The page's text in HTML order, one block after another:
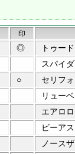
印
◎ トゥー
スパイ
○ セリフ
リュー
エアロ
ビーア
ノース